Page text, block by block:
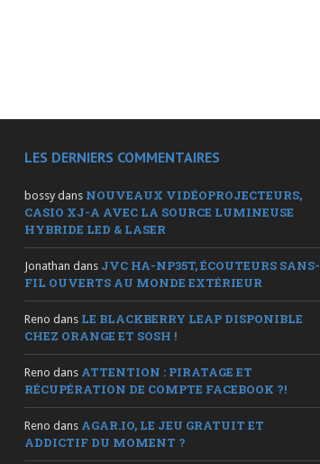
LES DERNIERS COMMENTAIRES
bossy dans NOUVEAUX VIDÉOPROJECTEURS,
CASIO XJ-A AVEC LA SOURCE LUMINEUSE
HYBRIDE LED & LASER
Jonathan dans JVC HA-NP35T, ÉCOUTEURS SANS-
FIL OUVERTS AU MONDE EXTÉRIEUR
Reno dans LE BLACKBERRY LEAP DISPONIBLE
CHEZ ORANGE ET SOSH !
Reno dans ATTENTION : PIRATAGE ET
RÉCUPÉRATION DE COMPTE FACEBOOK ?!
Reno dans AGAR.IO, LE JEU GRATUIT ET
ADDICTIF DU MOMENT ?